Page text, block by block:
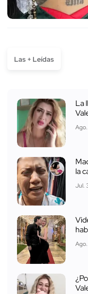
Las + Leídas
La
la
Jul.